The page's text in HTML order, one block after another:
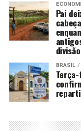
Pai
divisão
BRASIL